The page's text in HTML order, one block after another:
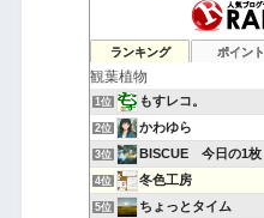
ランキング ポイント
1位 もすレコ。
2位 かわゆら
3位 BISCUE 今日の1枚
4位 冬色工房
5位 ちょっとタイム